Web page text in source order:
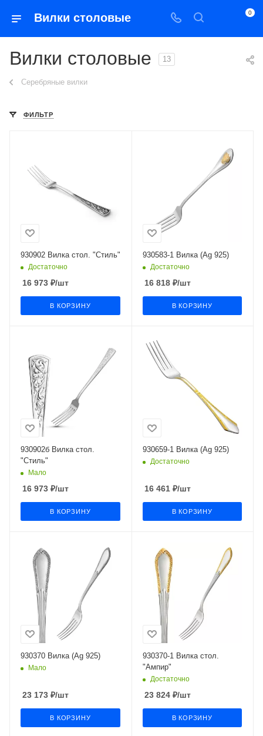
Вилки столовые 0
Вилки столовые 13
Серебряные вилки
ФИЛЬТР
930902 Вилка стол. "Стиль"
Достаточно
16 973 ₽/шт
В КОРЗИНУ
930583-1 Вилка (Ag 925)
Достаточно
16 818₽/шт
В КОРЗИНУ
930902б Вилка стол.
"Стиль"
Мало
16 973 ₽/шт
В КОРЗИНУ
930659-1 Вилка (Ag 925)
Достаточно
16 461₽/шт
В КОРЗИНУ
930370 Вилка (Ag 925)
Мало
23 173 ₽/шт
В КОРЗИНУ
930370-1 Вилка стол.
"Ампир"
Достаточно
23 824₽/шт
В КОРЗИНУ